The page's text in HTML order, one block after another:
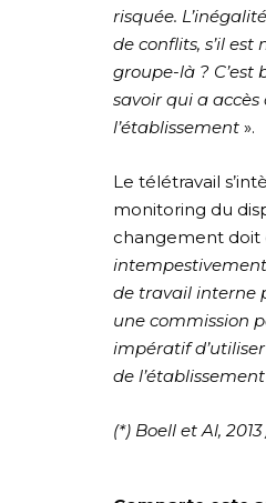
risquée.
de conflits, s’il
groupe-là ? C’est
savoir qui a
l’établissement ».
Le télétravail
monitoring du
changement doit
intempestivement
de travail interne
une commission
impératif
de
(*) Boell et Al,